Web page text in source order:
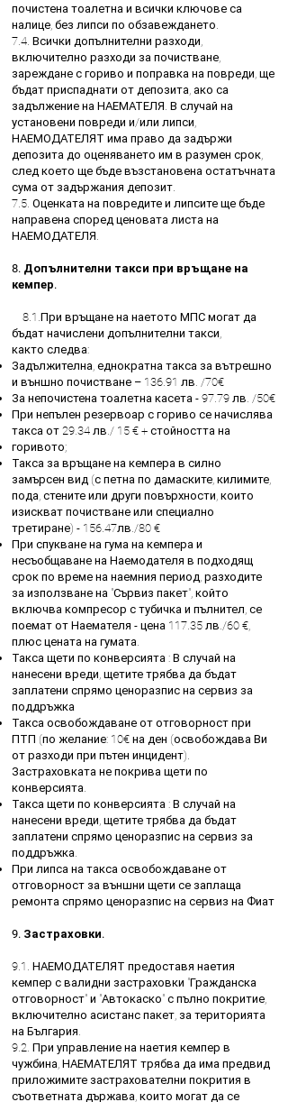
почистена тоалетна и всички ключове са
налице, без липси по обзавеждането.
7.4. Всички допълнителни разходи,
включително разходи за почистване,
зареждане с гориво и поправка на повреди, ще
бъдат приспаднати от депозита, ако са
задължение на НАЕМАТЕЛЯ. В случай на
установени повреди и/или липси,
НАЕМОДАТЕЛЯТ има право да задържи
депозита до оценяването им в разумен срок,
след което ще бъде възстановена остатъчната
сума от задържания депозит.
7.5. Оценката на повредите и липсите ще бъде
направена според ценовата листа на
НАЕМОДАТЕЛЯ.
8. Допълнителни такси при връщане на
кемпер.
8.1.При връщане на наетото МПС могат да
бъдат начислени допълнителни такси,
както следва:
Задължителна, еднократна такса за вътрешно
и външно почистване – 136.91 лв. /70€
За непочистена тоалетна касета - 97.79 лв. /50€
При непълен резервоар с гориво се начислява
такса от 29.34 лв./ 15 € + стойността на
горивото;
Такса за връщане на кемпера в силно
замърсен вид (с петна по дамаските, килимите,
пода, стените или други повърхности, които
изискват почистване или специално
третиране) - 156.47лв./80 €
При спукване на гума на кемпера и
несъобщаване на Наемодателя в подходящ
срок по време на наемния период, разходите
за използване на "Сървиз пакет", който
включва компресор с тубичка и пълнител, се
поемат от Наемателя - цена 117.35 лв./60 €,
плюс цената на гумата.
Такса щети по конверсията : В случай на
нанесени вреди, щетите трябва да бъдат
заплатени спрямо ценоразпис на сервиз за
поддръжка
Такса освобождаване от отговорност при
ПТП (по желание: 10€ на ден (освобождава Ви
от разходи при пътен инцидент).
Застраховката не покрива щети по
конверсията.
Такса щети по конверсията : В случай на
нанесени вреди, щетите трябва да бъдат
заплатени спрямо ценоразпис на сервиз за
поддръжка.
При липса на такса освобождаване от
отговорност за външни щети се заплаща
ремонта спрямо ценоразпис на сервиз на Фиат
9. Застраховки.
9.1. НАЕМОДАТЕЛЯТ предоставя наетия
кемпер с валидни застраховки "Гражданска
отговорност" и "Автокаско" с пълно покритие,
включително асистанс пакет, за територията
на България.
9.2. При управление на наетия кемпер в
чужбина, НАЕМАТЕЛЯТ трябва да има предвид
приложимите застрахователни покрития в
съответната държава, които могат да се